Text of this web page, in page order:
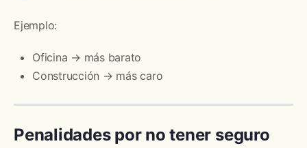
Ejemplo:
Oficina → más barato
Construcción → más caro
Penalidades por no tener seguro